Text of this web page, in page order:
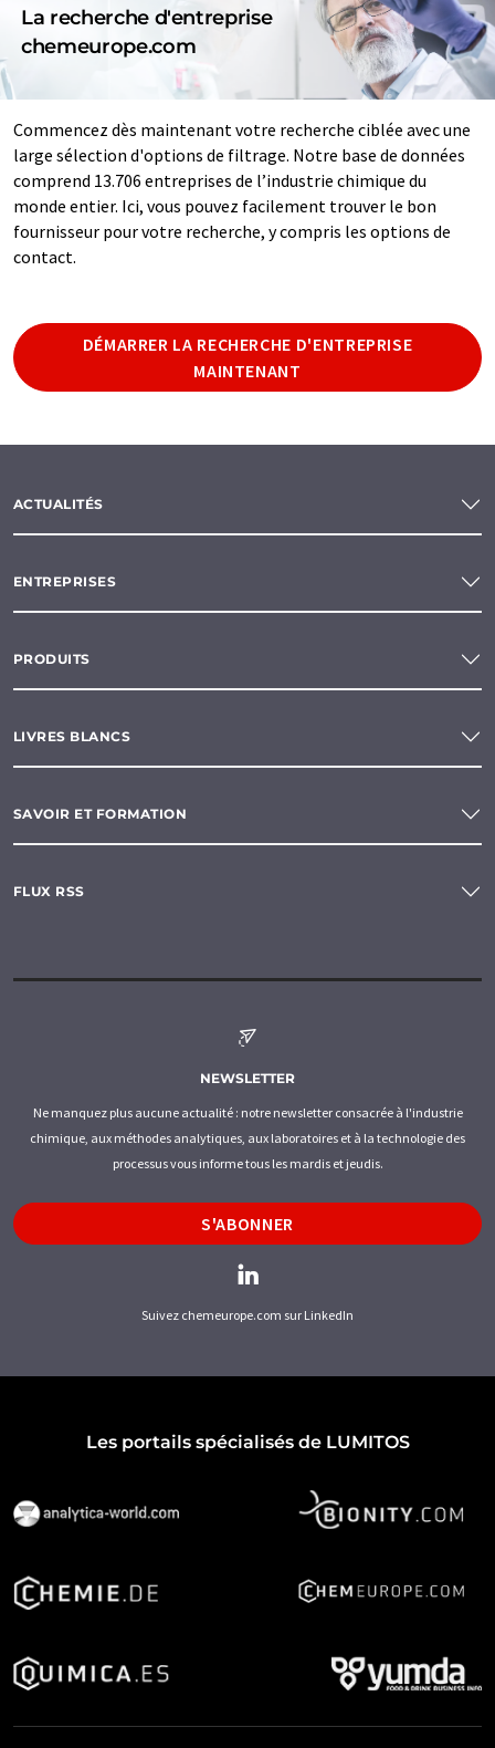
La recherche d'entreprise
chemeurope.com
Commencez dès maintenant votre recherche ciblée avec une
large sélection d'options de filtrage. Notre base de données
comprend 13.706 entreprises de l’industrie chimique du
monde entier. Ici, vous pouvez facilement trouver le bon
fournisseur pour votre recherche, y compris les options de
contact.
DÉMARRER LA RECHERCHE D'ENTREPRISE
MAINTENANT
ACTUALITÉS
ENTREPRISES
PRODUITS
LIVRES BLANCS
SAVOIR ET FORMATION
FLUX RSS
NEWSLETTER
Ne manquez plus aucune actualité : notre newsletter consacrée à l'industrie
chimique, aux méthodes analytiques, aux laboratoires et à la technologie des
processus vous informe tous les mardis et jeudis.
S'ABONNER
Suivez chemeurope.com sur LinkedIn
Les portails spécialisés de LUMITOS